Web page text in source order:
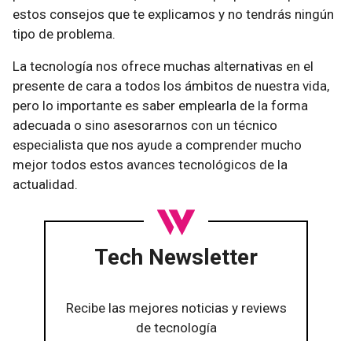
estos consejos que te explicamos y no tendrás ningún
tipo de problema.
La tecnología nos ofrece muchas alternativas en el
presente de cara a todos los ámbitos de nuestra vida,
pero lo importante es saber emplearla de la forma
adecuada o sino asesorarnos con un técnico
especialista que nos ayude a comprender mucho
mejor todos estos avances tecnológicos de la
actualidad.
Tech Newsletter
Recibe las mejores noticias y reviews
de tecnología